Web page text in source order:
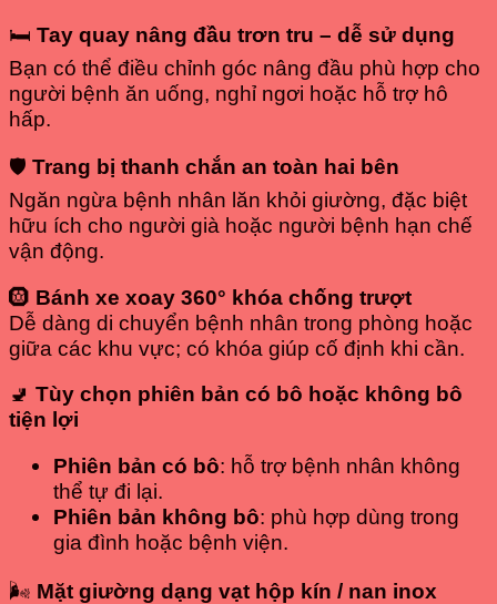
🛏 Tay quay nâng đầu trơn tru – dễ sử dụng
Bạn có thể điều chỉnh góc nâng đầu phù hợp cho
người bệnh ăn uống, nghỉ ngơi hoặc hỗ trợ hô
hấp.
🛡 Trang bị thanh chắn an toàn hai bên
Ngăn ngừa bệnh nhân lăn khỏi giường, đặc biệt
hữu ích cho người già hoặc người bệnh hạn chế
vận động.
🛞 Bánh xe xoay 360° khóa chống trượt
Dễ dàng di chuyển bệnh nhân trong phòng hoặc
giữa các khu vực; có khóa giúp cố định khi cần.
🚽 Tùy chọn phiên bản có bô hoặc không bô
tiện lợi
Phiên bản có bô: hỗ trợ bệnh nhân không
thể tự đi lại.
Phiên bản không bô: phù hợp dùng trong
gia đình hoặc bệnh viện.
🌬 Mặt giường dạng vạt hộp kín / nan inox